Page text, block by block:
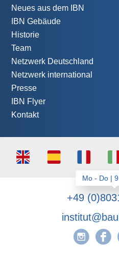
Neues aus dem IBN
IBN Gebäude
Historie
Team
Netzwerk Deutschland
Netzwerk international
Presse
IBN Flyer
Kontakt
+49